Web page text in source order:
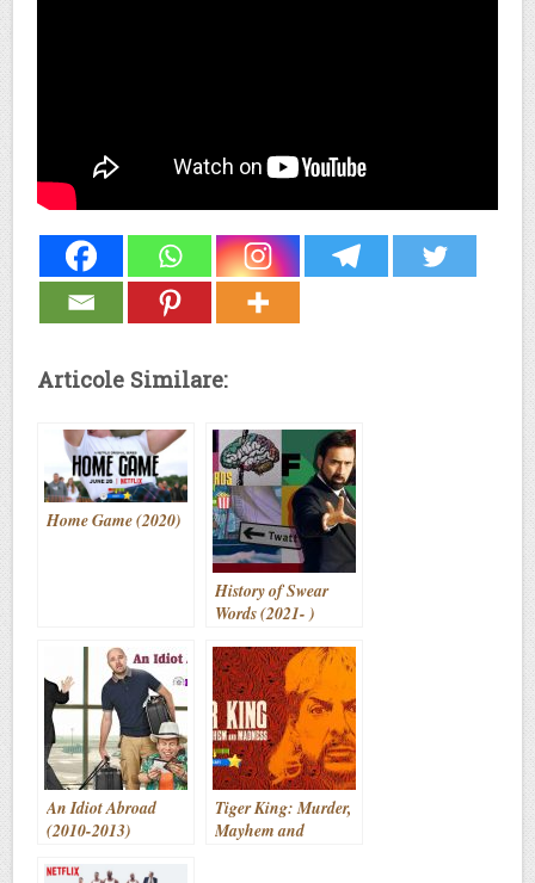
Articole Similare:
Home Game (2020)
History of Swear
Words (2021- )
An Idiot Abroad
(2010-2013)
Tiger King: Murder,
Mayhem and